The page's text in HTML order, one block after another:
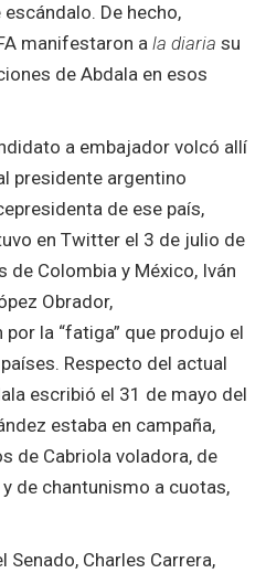
De hecho,
manifestaron a la diaria su
de Abdala en esos
a embajador volcó allí
presidente argentino
de ese país,
en Twitter el 3 de julio de
Colombia y México, Iván
Obrador,
la “fatiga” que produjo el
Respecto del actual
escribió el 31 de mayo del
estaba en campaña,
de Cabriola voladora, de
de chantunismo a cuotas,
Senado, Charles Carrera,